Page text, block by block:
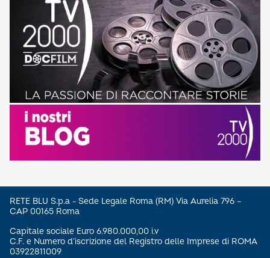
RETE BLU S.p.a - Sede Legale Roma (RM) Via Aurelia 796 –
CAP 00165 Roma
Capitale sociale Euro 6.980.000,00 i.v
C.F. e Numero d’iscrizione del Registro delle Imprese di ROMA
03922811009